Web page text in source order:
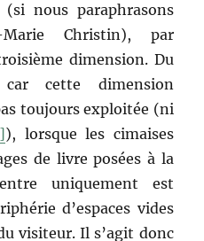
(si nous paraphrasons
Marie Christin), par
dimension. Du
cette dimension
toujours exploitée (ni
), lorsque les cimaises
de livre posées à la
uniquement est
d’espaces vides
visiteur. Il s’agit donc